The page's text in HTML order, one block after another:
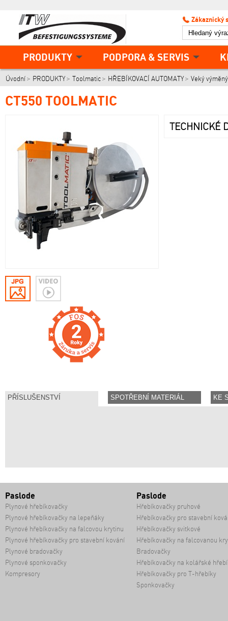
PRODUKTY PODPORA & SERVIS
Zákaznický
Úvodní PRODUKTY Toolmatic HŘEBÍKOVACÍ AUTOMATY Veký
CT550 TOOLMATIC
TECHNICKÉ
Paslode
Plynové hřebíkovačky
Plynové hřebíkovačky na lepeňáky
Plynové hřebíkovačky na falcovou krytinu
Plynové hřebíkovačky pro stavební kování
Plynové bradovačky
Plynové sponkovačky
Kompresory
Paslode
Hřebíkovačky pruhové
Hřebíkovačky pro stavební
Hřebíkovačky svitkové
Hřebíkovačky na falcovanou
Bradovačky
Hřebíkovačky na kolářské
Hřebíkovačky pro T-hřebíky
Sponkovačky